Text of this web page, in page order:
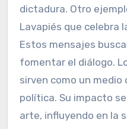
¿Qué historias
transmiten
icónicos?
Los murales icónicos
identidad, resistencia
murales reflejan la